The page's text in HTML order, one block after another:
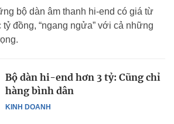
bộ dàn âm thanh hi-end có giá từ
đồng, “ngang ngửa” với cả những
KINH DOANH
Bộ dàn hi-end hơn 3 tỷ: Cũng chỉ
hàng bình dân